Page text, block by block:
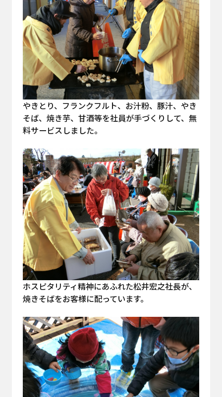
やきとり、フランクフルト、お汁粉、豚汁、やき
そば、焼き芋、甘酒等を社員が手づくりして、無
料サービスしました。
ホスピタリティ精神にあふれた松井宏之社長が、
焼きそばをお客様に配っています。